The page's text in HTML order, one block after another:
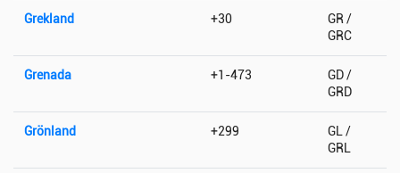
Grekland +30
GR /
GRC
Grenada +1-473
GD /
GRD
Grönland +299
GL /
GRL